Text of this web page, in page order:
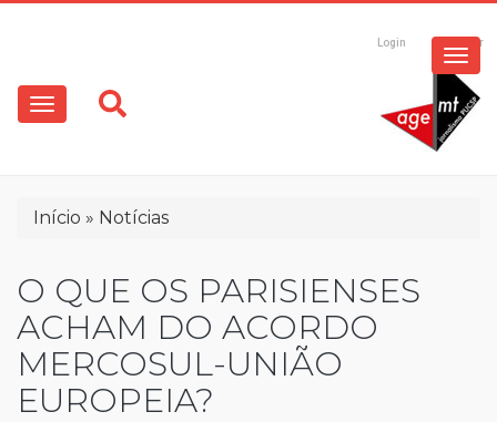
conteúdo
principal
Login Registrar
Main
navigation
Trilha
navegação
Início Notícias
O QUE OS PARISIENSES
ACHAM DO ACORDO
MERCOSUL-UNIÃO
EUROPEIA?